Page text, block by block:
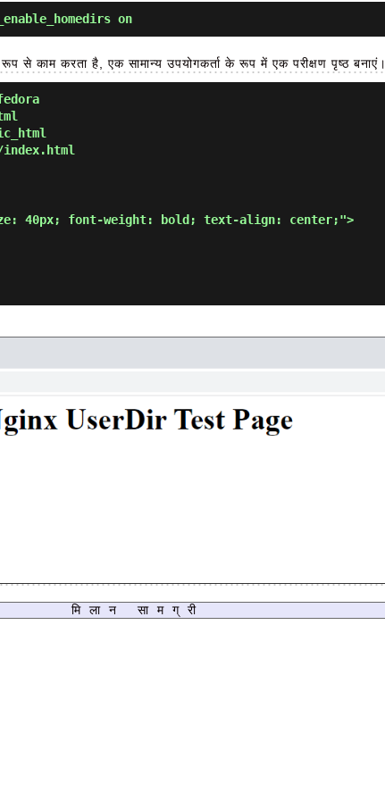
on
से काम करता है, एक सामान्य उपयोगकर्ता के रूप में एक परीक्षण पृष्ठ बनाएं।
40px; font-weight: bold; text-align: center;">
मिलान सामग्री